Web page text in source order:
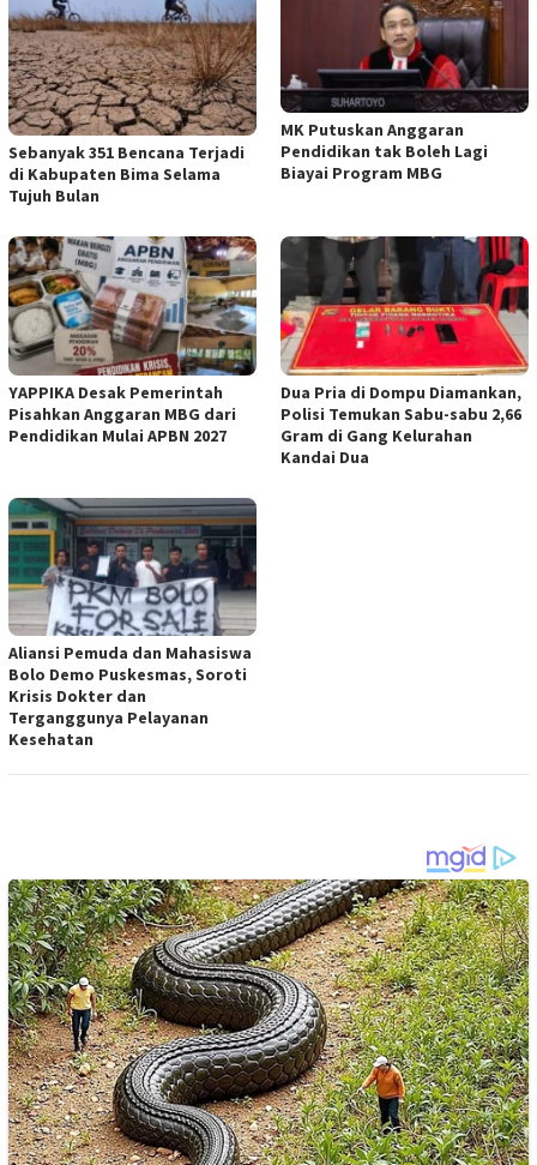
Sebanyak 351 Bencana Terjadi
di Kabupaten Bima Selama
Tujuh Bulan
MK Putuskan Anggaran
Pendidikan tak Boleh Lagi
Biayai Program MBG
YAPPIKA Desak Pemerintah
Pisahkan Anggaran MBG dari
Pendidikan Mulai APBN 2027
Dua Pria di Dompu Diamankan,
Polisi Temukan Sabu-sabu 2,66
Gram di Gang Kelurahan
Kandai Dua
Aliansi Pemuda dan Mahasiswa
Bolo Demo Puskesmas, Soroti
Krisis Dokter dan
Terganggunya Pelayanan
Kesehatan